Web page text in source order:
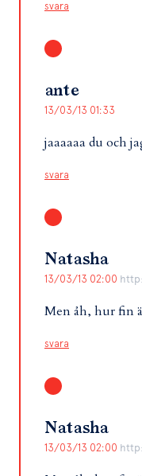
svara
ante
13/03/13 01:33
jaaaaaa du och
svara
Natasha
13/03/13 02:00
Men åh, hur fin
svara
Natasha
13/03/13 02:00